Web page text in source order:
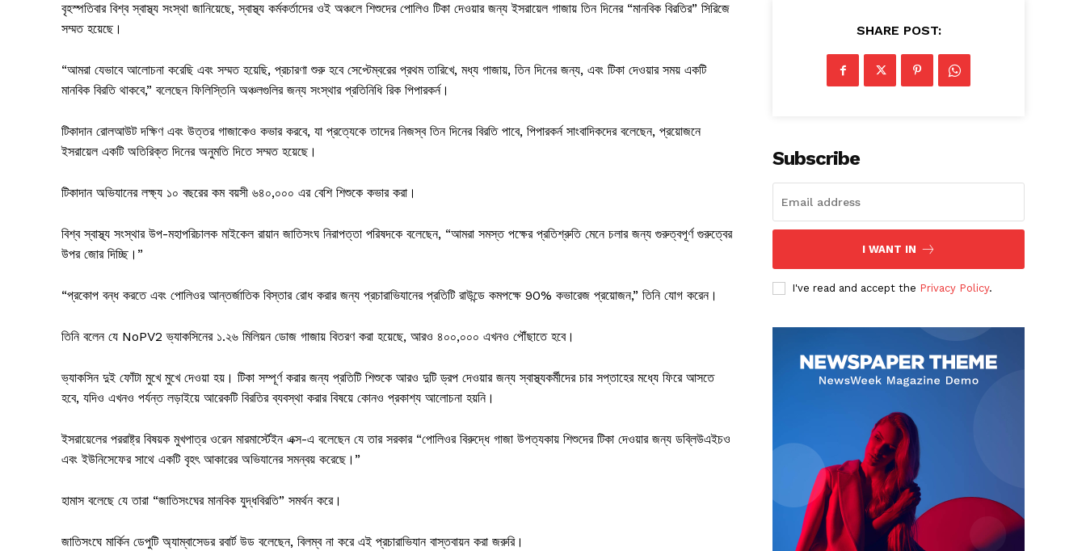
বৃহস্পতিবার বিশ্ব স্বাস্থ্য সংস্থা জানিয়েছে, স্বাস্থ্য কর্মকর্তাদের ওই অঞ্চলে শিশুদের পোলিও টিকা দেওয়ার জন্য ইসরায়েল গাজায় তিন দিনের “মানবিক বিরতির” সিরিজে
সম্মত হয়েছে।
“আমরা যেভাবে আলোচনা করেছি এবং সম্মত হয়েছি, প্রচারণা শুরু হবে সেপ্টেম্বরের প্রথম তারিখে, মধ্য গাজায়, তিন দিনের জন্য, এবং টিকা দেওয়ার সময় একটি
মানবিক বিরতি থাকবে,” বলেছেন ফিলিস্তিনি অঞ্চলগুলির জন্য সংস্থার প্রতিনিধি রিক পিপারকর্ন।
টিকাদান রোলআউট দক্ষিণ এবং উত্তর গাজাকেও কভার করবে, যা প্রত্যেকে তাদের নিজস্ব তিন দিনের বিরতি পাবে, পিপারকর্ন সাংবাদিকদের বলেছেন, প্রয়োজনে
ইসরায়েল একটি অতিরিক্ত দিনের অনুমতি দিতে সম্মত হয়েছে।
টিকাদান অভিযানের লক্ষ্য ১০ বছরের কম বয়সী ৬৪০,০০০ এর বেশি শিশুকে কভার করা।
বিশ্ব স্বাস্থ্য সংস্থার উপ-মহাপরিচালক মাইকেল রায়ান জাতিসংঘ নিরাপত্তা পরিষদকে বলেছেন, “আমরা সমস্ত পক্ষের প্রতিশ্রুতি মেনে চলার জন্য গুরুত্বপূর্ণ গুরুত্বের
উপর জোর দিচ্ছি।”
“প্রকোপ বন্ধ করতে এবং পোলিওর আন্তর্জাতিক বিস্তার রোধ করার জন্য প্রচারাভিযানের প্রতিটি রাউন্ডে কমপক্ষে 90% কভারেজ প্রয়োজন,” তিনি যোগ করেন।
তিনি বলেন যে NoPV2 ভ্যাকসিনের ১.২৬ মিলিয়ন ডোজ গাজায় বিতরণ করা হয়েছে, আরও ৪০০,০০০ এখনও পৌঁছাতে হবে।
ভ্যাকসিন দুই ফোঁটা মুখে মুখে দেওয়া হয়। টিকা সম্পূর্ণ করার জন্য প্রতিটি শিশুকে আরও দুটি ড্রপ দেওয়ার জন্য স্বাস্থ্যকর্মীদের চার সপ্তাহের মধ্যে ফিরে আসতে
হবে, যদিও এখনও পর্যন্ত লড়াইয়ে আরেকটি বিরতির ব্যবস্থা করার বিষয়ে কোনও প্রকাশ্য আলোচনা হয়নি।
ইসরায়েলের পররাষ্ট্র বিষয়ক মুখপাত্র ওরেন মারমার্স্টেইন এক্স-এ বলেছেন যে তার সরকার “পোলিওর বিরুদ্ধে গাজা উপত্যকায় শিশুদের টিকা দেওয়ার জন্য ডব্লিউএইচও
এবং ইউনিসেফের সাথে একটি বৃহৎ আকারের অভিযানের সমন্বয় করেছে।”
হামাস বলেছে যে তারা “জাতিসংঘের মানবিক যুদ্ধবিরতি” সমর্থন করে।
জাতিসংঘে মার্কিন ডেপুটি অ্যাম্বাসেডর রবার্ট উড বলেছেন, বিলম্ব না করে এই প্রচারাভিযান বাস্তবায়ন করা জরুরি।
SHARE POST:
Subscribe
I WANT IN
I've read and accept the Privacy Policy.